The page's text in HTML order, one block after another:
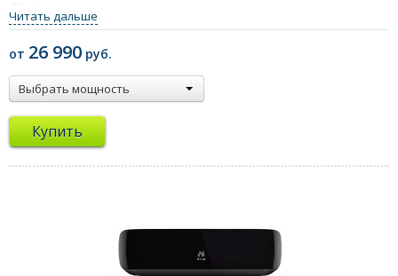
- Температурный датчик I Feel
Читать дальше
от 26 990 руб.
Выбрать мощность
Купить